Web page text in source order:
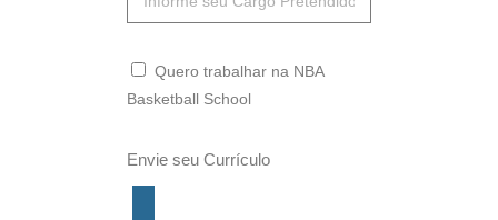
Quero trabalhar na NBA
Basketball School
Envie seu Currículo